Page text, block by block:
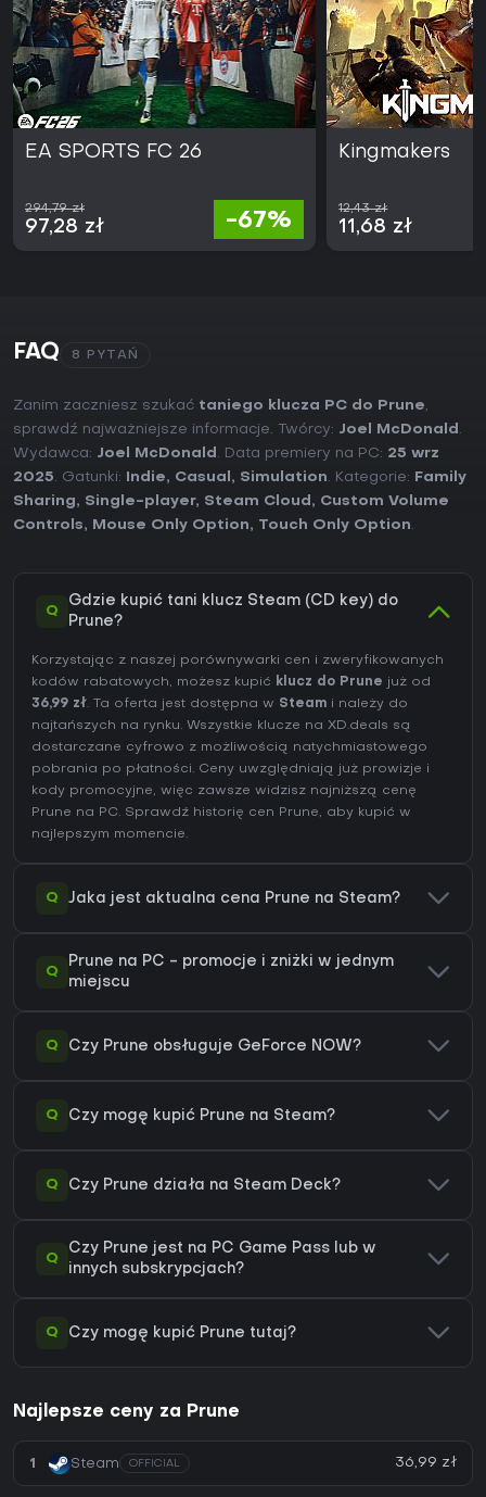
EA SPORTS FC 26
294,79 zł
97,28 zł -67%
Kingmakers
12,43 zł
11,68 zł
FAQ 8 PYTAŃ
Zanim zaczniesz szukać taniego klucza PC do Prune,
sprawdź najważniejsze informacje. Twórcy: Joel McDonald .
Wydawca: Joel McDonald . Data premiery na PC: 25 wrz
2025. Gatunki: Indie, Casual , Simulation. Kategorie:
Family
Sharing, Single-player, Steam Cloud , Custom Volume
Controls, Mouse Only Option, Touch Only Option.
Q
Gdzie kupić tani klucz Steam (CD key) do
Prune?
Korzystając z naszej porównywarki cen i zweryfikowanych
kodów rabatowych, możesz kupić klucz do Prune już od
36,99 zł. Ta oferta jest dostępna w Steam i należy do
najtańszych na rynku. Wszystkie klucze na XD.deals są
dostarczane cyfrowo z możliwością natychmiastowego
pobrania po płatności. Ceny uwzględniają już prowizje i
kody promocyjne, więc zawsze widzisz najniższą cenę
Prune na PC. Sprawdź historię cen Prune, aby kupić w
najlepszym momencie.
Q Jaka jest aktualna cena Prune na Steam?
Q
Prune na PC - promocje i zniżki w jednym
miejscu
Q Czy Prune obsługuje GeForce NOW?
Q Czy mogę kupić Prune na Steam?
Q Czy Prune działa na Steam Deck?
Q
Czy Prune jest na PC Game Pass lub w
innych subskrypcjach?
Q Czy mogę kupić Prune tutaj?
Najlepsze ceny za Prune
1 Steam OFFICIAL 36,99 zł